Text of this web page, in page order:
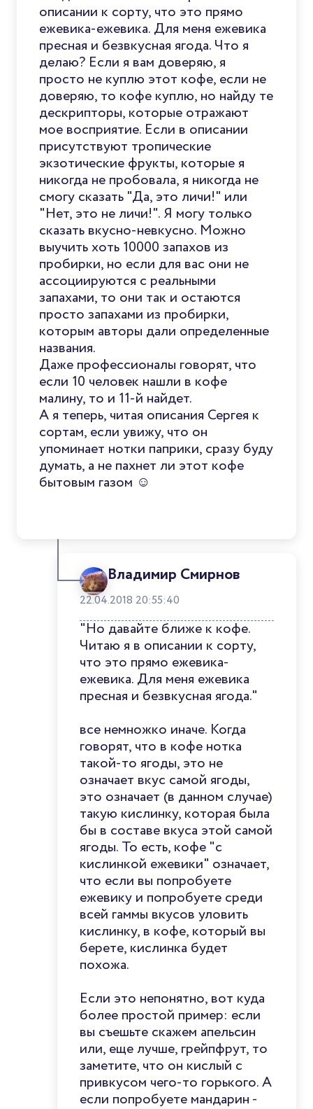
описании к сорту, что это прямо
ежевика-ежевика. Для меня ежевика
пресная и безвкусная ягода. Что я
делаю? Если я вам доверяю, я
просто не куплю этот кофе, если не
доверяю, то кофе куплю, но найду те
дескрипторы, которые отражают
мое восприятие. Если в описании
присутствуют тропические
экзотические фрукты, которые я
никогда не пробовала, я никогда не
смогу сказать "Да, это личи!" или
"Нет, это не личи!". Я могу только
сказать вкусно-невкусно. Можно
выучить хоть 10000 запахов из
пробирки, но если для вас они не
ассоциируются с реальными
запахами, то они так и остаются
просто запахами из пробирки,
которым авторы дали определенные
названия.
Даже профессионалы говорят, что
если 10 человек нашли в кофе
малину, то и 11-й найдет.
А я теперь, читая описания Сергея к
сортам, если увижу, что он
упоминает нотки паприки, сразу буду
думать, а не пахнет ли этот кофе
бытовым газом ☺
Владимир Смирнов
22.04.2018 20:55:40
"Но давайте ближе к кофе.
Читаю я в описании к сорту,
что это прямо ежевика-
ежевика. Для меня ежевика
пресная и безвкусная ягода."
все немножко иначе. Когда
говорят, что в кофе нотка
такой-то ягоды, это не
означает вкус самой ягоды,
это означает (в данном случае)
такую кислинку, которая была
бы в составе вкуса этой самой
ягоды. То есть, кофе "с
кислинкой ежевики" означает,
что если вы попробуете
ежевику и попробуете среди
всей гаммы вкусов уловить
кислинку, в кофе, который вы
берете, кислинка будет
похожа.
Если это непонятно, вот куда
более простой пример: если
вы съешьте скажем апельсин
или, еще лучше, грейпфрут, то
заметите, что он кислый с
привкусом чего-то горького. А
если попробуете мандарин -